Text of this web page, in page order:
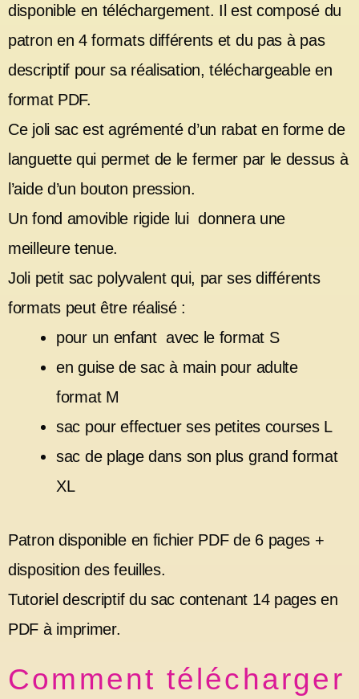
disponible en téléchargement. Il est composé du
patron en 4 formats différents et du pas à pas
descriptif pour sa réalisation, téléchargeable en
format PDF.
Ce joli sac est agrémenté d’un rabat en forme de
languette qui permet de le fermer par le dessus à
l’aide d’un bouton pression.
Un fond amovible rigide lui donnera une
meilleure tenue.
Joli petit sac polyvalent qui, par ses différents
formats peut être réalisé :
pour un enfant avec le format S
en guise de sac à main pour adulte
format M
sac pour effectuer ses petites courses L
sac de plage dans son plus grand format
XL
Patron disponible en fichier PDF de 6 pages +
disposition des feuilles.
Tutoriel descriptif du sac contenant 14 pages en
PDF à imprimer.
Comment télécharger